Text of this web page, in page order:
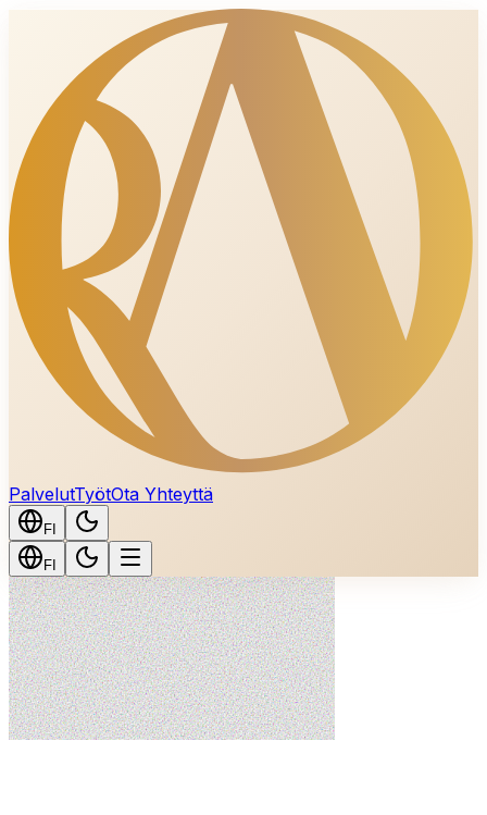
PalvelutTyötOta Yhteyttä
FI
FI